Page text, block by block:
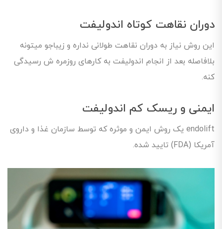
دوران نقاهت کوتاه اندولیفت
این روش نیاز به دوران نقاهت طولانی نداره و زیباجو میتونه
بلافاصله بعد از انجام اندولیفت به کارهای روزمره ش رسیدگی
کنه.
ایمنی و ریسک کم اندولیفت
endolift یک روش ایمن و موثره که توسط سازمان غذا و داروی
آمریکا (FDA) تایید شده.